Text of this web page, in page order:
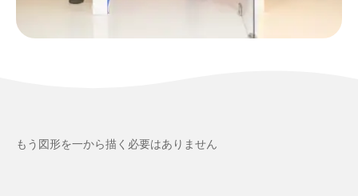
もう図形を一から描く必要はありません